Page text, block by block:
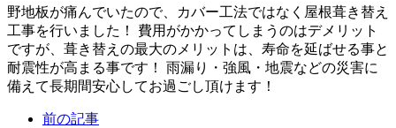
野地板が痛んでいたので、カバー工法ではなく屋根葺き替え
工事を行いました！ 費用がかかってしまうのはデメリット
ですが、葺き替えの最大のメリットは、寿命を延ばせる事と
耐震性が高まる事です！ 雨漏り・強風・地震などの災害に
備えて長期間安心してお過ごし頂けます！
前の記事